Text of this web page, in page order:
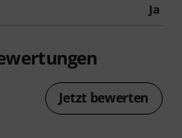
Ja
Jetzt bewerten